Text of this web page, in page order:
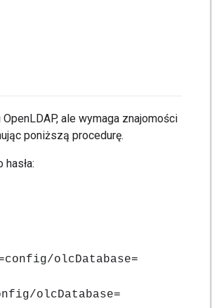
ale wymaga znajomości
poniższą procedurę.
olcDatabase=
olcDatabase=